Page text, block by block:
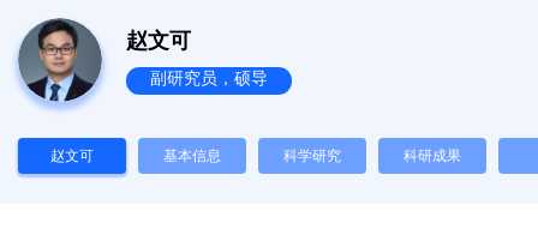
赵文可
副研究员，硕导
赵文可 基本信息 科学研究 科研成果